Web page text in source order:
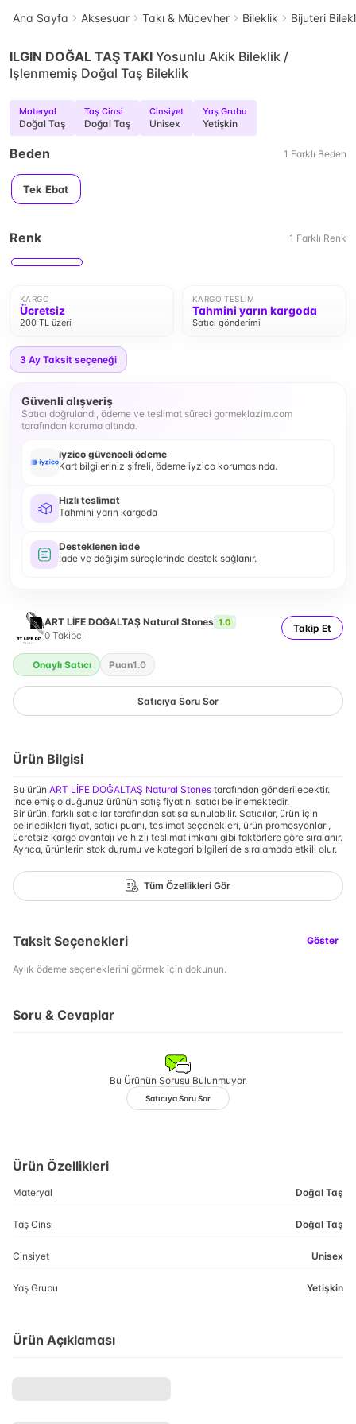
Ana Sayfa Aksesuar Takı & Mücevher Bileklik Bijuteri
ILGIN DOĞAL TAŞ TAKI Yosunlu Akik Bileklik /
Işlenmemiş Doğal Taş Bileklik
Materyal
Doğal Taş
Taş Cinsi
Doğal Taş
Cinsiyet
Unisex
Yaş Grubu
Yetişkin
Beden 1 Farklı Beden
Tek Ebat
Renk 1 Farklı Renk
KARGO
Ücretsiz
200 TL üzeri
KARGO TESLIM
Tahmini yarın kargoda
Satıcı gönderimi
3 Ay Taksit seçeneği
Güvenli alışveriş
Satıcı doğrulandı, ödeme ve teslimat süreci gormeklazim.com
tarafından koruma altında.
iyzico güvenceli ödeme
Kart bilgileriniz şifreli, ödeme iyzico korumasında.
Hızlı teslimat
Tahmini yarın kargoda
Desteklenen iade
İade ve değişim süreçlerinde destek sağlanır.
ART LİFE DOĞALTAŞ Natural Stones 1.0
0 Takipçi
Takip Et
Onaylı Satıcı Puan1.0
Satıcıya Soru Sor
Ürün Bilgisi
Bu ürün ART LİFE DOĞALTAŞ Natural Stones tarafından gönderilecektir.
İncelemiş olduğunuz ürünün satış fiyatını satıcı belirlemektedir.
Bir ürün, farklı satıcılar tarafından satışa sunulabilir. Satıcılar, ürün için
belirledikleri fiyat, satıcı puanı, teslimat seçenekleri, ürün promosyonları,
ücretsiz kargo avantajı ve hızlı teslimat imkanı gibi faktörlere göre sıralanır.
Ayrıca, ürünlerin stok durumu ve kategori bilgileri de sıralamada etkili olur.
Tüm Özellikleri Gör
Taksit Seçenekleri Göster
Aylık ödeme seçeneklerini görmek için dokunun.
Soru & Cevaplar
Bu Ürünün Sorusu Bulunmuyor.
Satıcıya Soru Sor
Ürün Özellikleri
Materyal Doğal Taş
Taş Cinsi Doğal Taş
Cinsiyet Unisex
Yaş Grubu Yetişkin
Ürün Açıklaması